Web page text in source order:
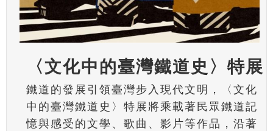
〈文化中的臺灣鐵道史〉特展
鐵道的發展引領臺灣步入現代文明，〈文化
中的臺灣鐵道史〉特展將乘載著民眾鐵道記
憶與感受的文學、歌曲、影片等作品，沿著